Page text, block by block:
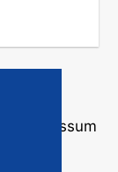
Impressum